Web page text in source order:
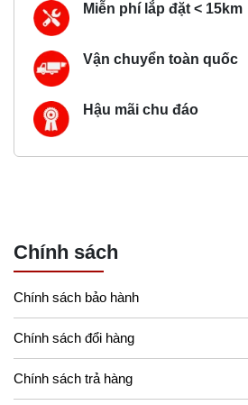
Miễn phí lắp đặt < 15km
Vận chuyển toàn quốc
Hậu mãi chu đáo
Chính sách
Chính sách bảo hành
Chính sách đổi hàng
Chính sách trả hàng